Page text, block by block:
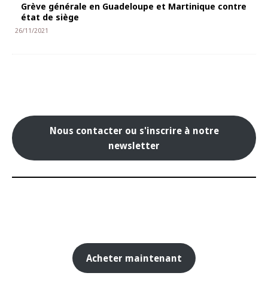
Grève générale en Guadeloupe et Martinique contre
état de siège
26/11/2021
Nous contacter ou s'inscrire à notre
newsletter
Acheter maintenant